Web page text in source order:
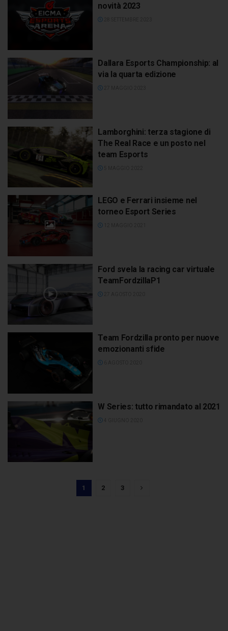
novità 2023
Dallara Esports Championship: al
via la quarta edizione
Lamborghini: terza stagione di
The Real Race e un posto nel
team Esports
LEGO e Ferrari insieme nel
torneo Esport Series
Ford svela la racing car virtuale
TeamFordzillaP1
Team Fordzilla pronto per nuove
emozionanti sfide
W Series: tutto rimandato al 2021
1 2 3